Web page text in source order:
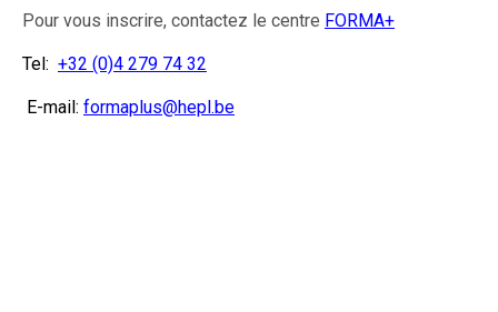
Pour vous inscrire, contactez le centre FORMA+
Tel: +32 (0)4 279 74 32
E-mail: formaplus@hepl.be